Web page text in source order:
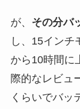
が、 その分バ
し、15インチ
から10時間
際的なレビュ
くらいでバッ